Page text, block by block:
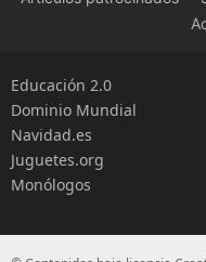
Educación 2.0
Dominio Mundial
Navidad.es
Juguetes.org
Monólogos